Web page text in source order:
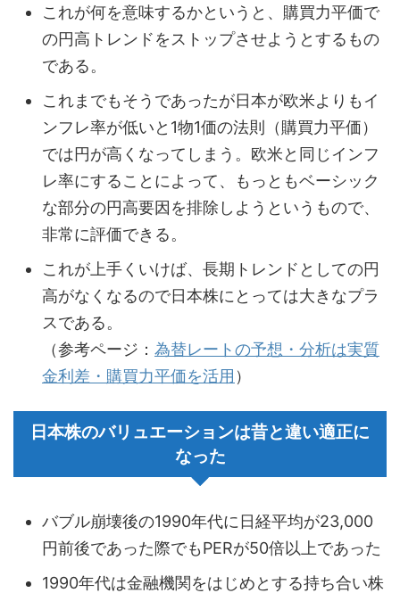
これが何を意味するかというと、購買力平価で
の円高トレンドをストップさせようとするもの
である。
これまでもそうであったが日本が欧米よりもイ
ンフレ率が低いと1物1価の法則（購買力平価）
では円が高くなってしまう。欧米と同じインフ
レ率にすることによって、もっともベーシック
な部分の円高要因を排除しようというもので、
非常に評価できる。
これが上手くいけば、長期トレンドとしての円
高がなくなるので日本株にとっては大きなプラ
スである。
（参考ページ： 為替レートの予想・分析は実質
金利差・購買力平価を活用 ）
日本株のバリュエーションは昔と違い適正に
なった
バブル崩壊後の1990年代に日経平均が23,000
円前後であった際でもPERが50倍以上であった
1990年代は金融機関をはじめとする持ち合い株